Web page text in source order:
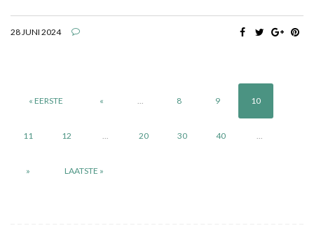
28 JUNI 2024
« EERSTE « 8 9 10
11 12 20 30 40
» LAATSTE »